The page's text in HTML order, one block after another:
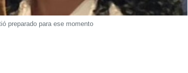
preparado para ese momento